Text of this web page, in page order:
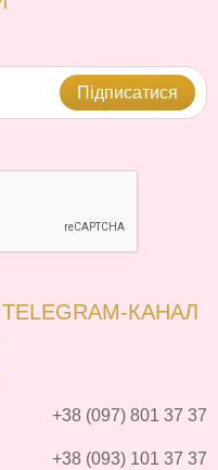
Підписатися
КАНАЛ
+38 (097) 801 37 37
+38 (093) 101 37 37